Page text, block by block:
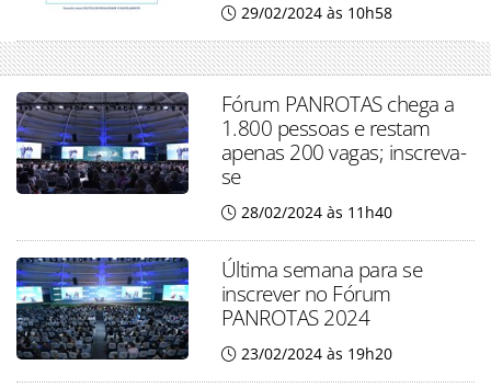
29/02/2024 às 10h58
Fórum PANROTAS chega a
1.800 pessoas e restam
apenas 200 vagas; inscreva-
se
28/02/2024 às 11h40
Última semana para se
inscrever no Fórum
PANROTAS 2024
23/02/2024 às 19h20